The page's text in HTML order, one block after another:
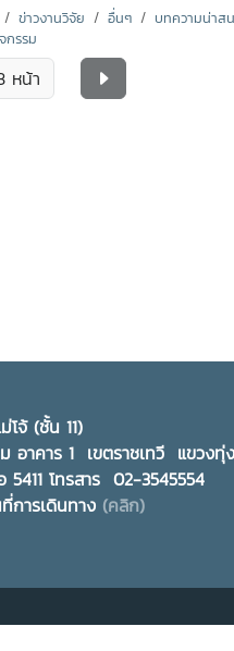
ข่าวงานวิจัย อื่นๆ บทความน่าส
กรรม
หน้า
โจ้ (ชั้น 11)
อาคาร 1 เขตราชเทวี แขวง
โทรสาร 02-3545554
ารเดินทาง (คลิก)